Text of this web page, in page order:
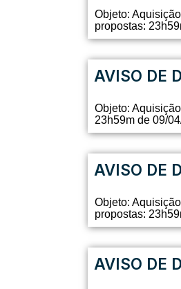
Objeto:
propostas:
AVISO DE
Objeto:
23h59m de 09/
AVISO DE
Objeto:
propostas:
AVISO DE